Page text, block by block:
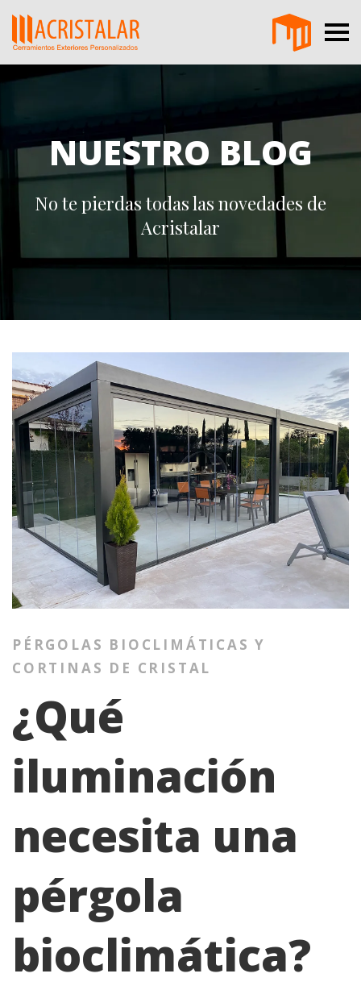
NUESTRO BLOG
No te pierdas todas las novedades de
Acristalar
PÉRGOLAS BIOCLIMÁTICAS Y
CORTINAS DE CRISTAL
¿Qué
iluminación
necesita una
pérgola
bioclimática?